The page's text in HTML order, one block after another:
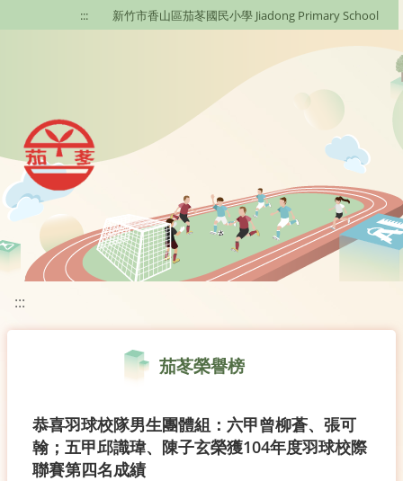
移至網頁之主要內容區位置
::: 新竹市香山區茄苳國民小學 Jiadong Primary School
:::
茄苳榮譽榜
恭喜羽球校隊男生團體組：六甲曾柳蒼、張可
翰；五甲邱識瑋、陳子玄榮獲104年度羽球校際
聯賽第四名成績